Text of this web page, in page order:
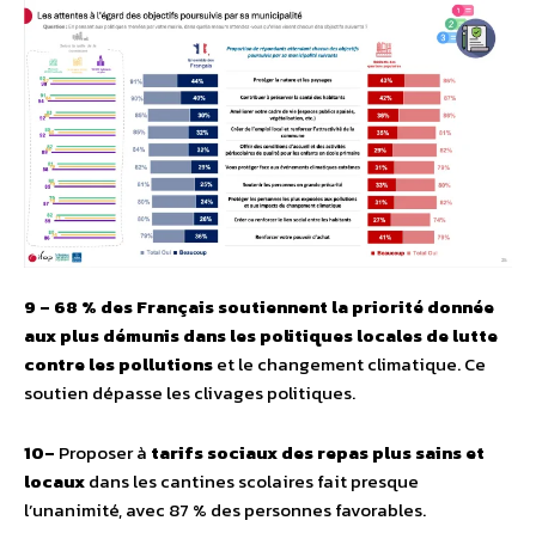
9 – 68 % des Français soutiennent la priorité donnée
aux plus démunis dans les politiques locales de lutte
contre les pollutionset le changement climatique. Ce
soutien dépasse les clivages politiques.
10– Proposer à tarifs sociaux des repas plus sains et
locauxdans les cantines scolaires fait presque
l’unanimité, avec 87 % des personnes favorables.